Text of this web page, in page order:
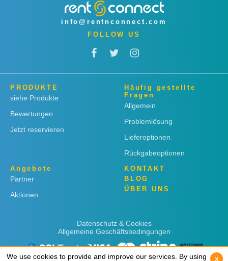
info@rentnconnect.com
FOLLOW US
PRODUKTE
siehe Produkte
Bewertungen
Jetzt reservieren
Häufig gestellte
Fragen
Allgemein
Problemlösung
Lieferoptionen
Rückgabeoptionen
Angebote
Partner
Aktionen
KONTAKT
BLOG
ÜBER UNS
Datenschutz & Cookies
Allgemeine Geschäftsbedingungen
We use cookies to provide and improve our services. By using
x
We use cookies to provide and improve our services. By using
x